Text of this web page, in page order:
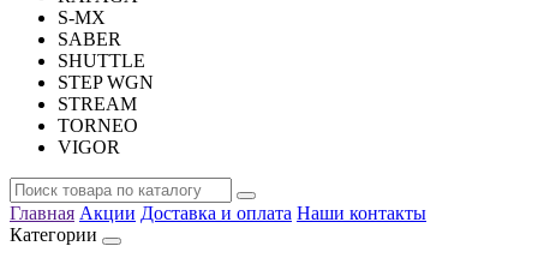
S-MX
SABER
SHUTTLE
STEP WGN
STREAM
TORNEO
VIGOR
Главная Акции Доставка и оплата Наши контакты
Категории